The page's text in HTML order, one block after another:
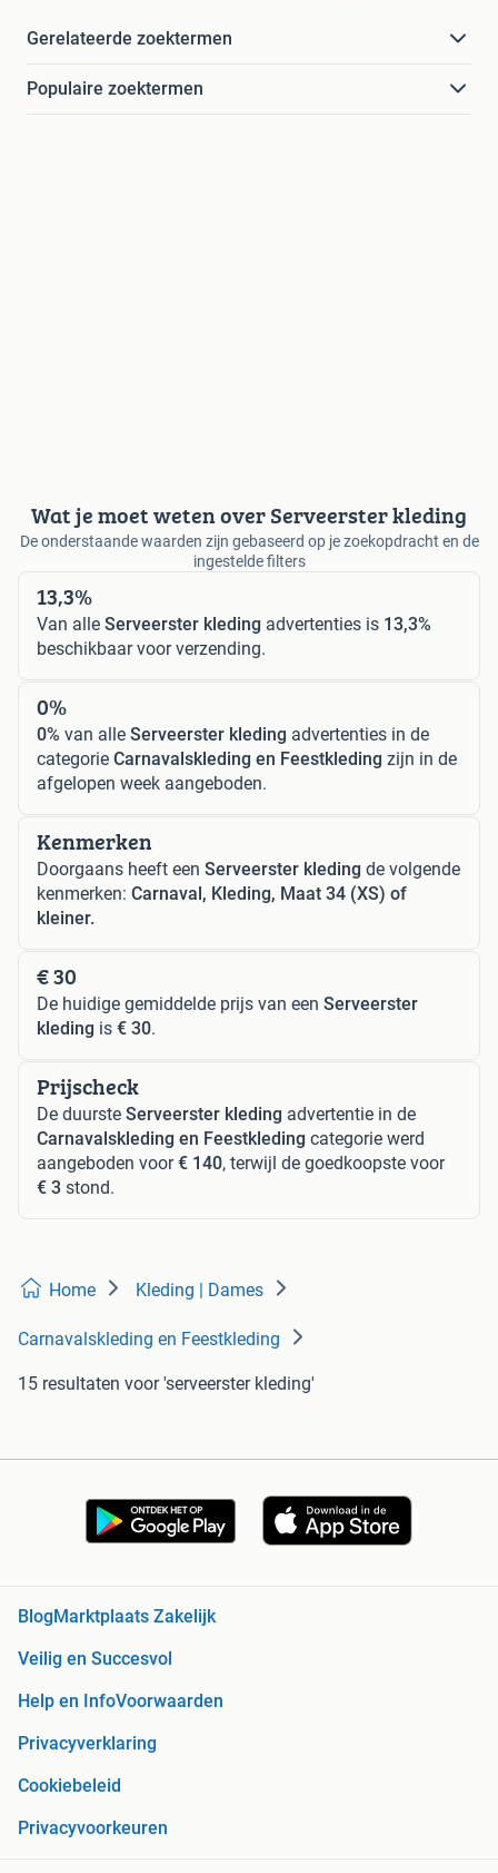
Gerelateerde zoektermen
Populaire zoektermen
Wat je moet weten over Serveerster kleding
De onderstaande waarden zijn gebaseerd op je zoekopdracht en de
ingestelde filters
13,3%
Van alle Serveerster kleding advertenties is 13,3%
beschikbaar voor verzending.
0%
0% van alle Serveerster kleding advertenties in de
categorie Carnavalskleding en Feestkleding zijn in de
afgelopen week aangeboden.
Kenmerken
Doorgaans heeft een Serveerster kleding de volgende
kenmerken: Carnaval, Kleding, Maat 34 (XS) of
kleiner.
€ 30
De huidige gemiddelde prijs van een Serveerster
kleding is € 30.
Prijscheck
De duurste Serveerster kleding advertentie in de
Carnavalskleding en Feestkleding categorie werd
aangeboden voor€ 140, terwijl de goedkoopste voor
€ 3 stond.
Home Kleding | Dames
Carnavalskleding en Feestkleding
15 resultaten voor 'serveerster kleding'
BlogMarktplaats Zakelijk
Veilig en Succesvol
Help en InfoVoorwaarden
Privacyverklaring
Cookiebeleid
Privacyvoorkeuren